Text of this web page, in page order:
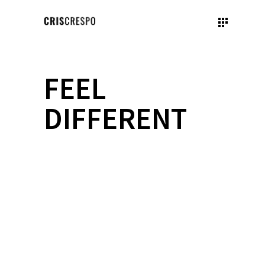
FEEL
DIFFERENT